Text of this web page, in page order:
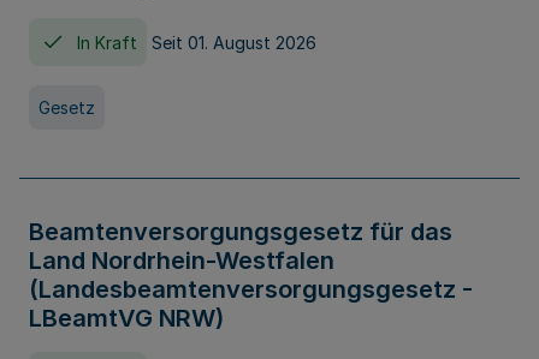
In Kraft Seit 01. August 2026
Gesetz
Beamtenversorgungsgesetz für das
Land Nordrhein-Westfalen
(Landesbeamtenversorgungsgesetz -
LBeamtVG NRW)